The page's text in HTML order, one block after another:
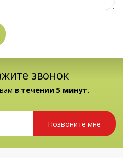
звонок
в течении 5 минут.
Позвоните мне